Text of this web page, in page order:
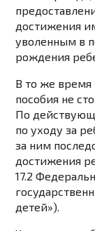
достижения
уволенным в
рождения
В то же время
пособия не
По
по уходу за
за ним
достижения
17.2
детей»).